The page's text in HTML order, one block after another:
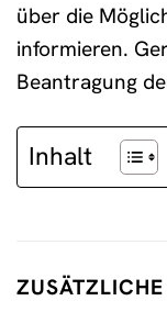
über die
informieren.
Beantragung
Inhalt